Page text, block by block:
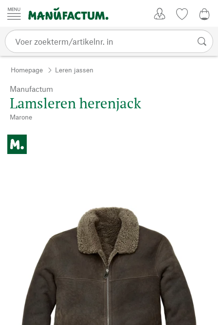
Passer au contenu
Homepage Leren jassen
Manufactum
Lamsleren herenjack
Marone